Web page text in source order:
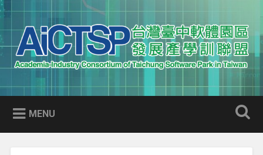
Skip
to
content
Search
AICTSP 台灣臺中軟體園區發展
產學訓聯盟
Academia-Industry Consortium of Taichung Software Park
in Taiwan
MENU